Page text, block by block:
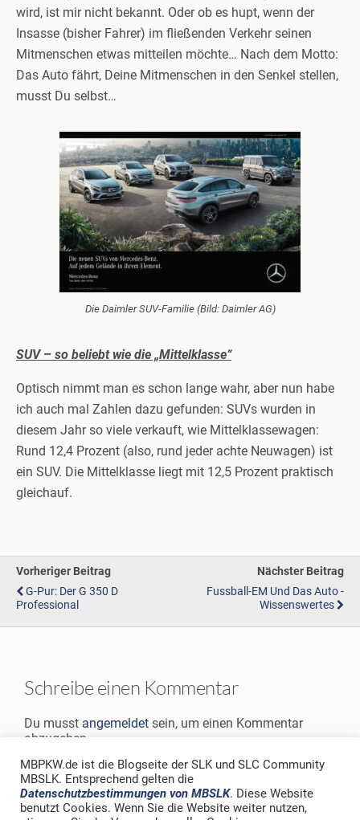
wird, ist mir nicht bekannt. Oder ob es hupt, wenn der
Insasse (bisher Fahrer) im fließenden Verkehr seinen
Mitmenschen etwas mitteilen möchte… Nach dem Motto:
Das Auto fährt, Deine Mitmenschen in den Senkel stellen,
musst Du selbst…
Die Daimler SUV-Familie (Bild: Daimler AG)
SUV – so beliebt wie die „Mittelklasse“
Optisch nimmt man es schon lange wahr, aber nun habe
ich auch mal Zahlen dazu gefunden: SUVs wurden in
diesem Jahr so viele verkauft, wie Mittelklassewagen:
Rund 12,4 Prozent (also, rund jeder achte Neuwagen) ist
ein SUV. Die Mittelklasse liegt mit 12,5 Prozent praktisch
gleichauf.
Vorheriger Beitrag
G-Pur: Der G 350 D
Professional
Nächster Beitrag
Fussball-EM Und Das Auto -
Wissenswertes
Schreibe einen Kommentar
Du musst angemeldet sein, um einen Kommentar
abzugeben.
MBPKW.de ist die Blogseite der SLK und SLC Community
MBSLK. Entsprechend gelten die
Datenschutzbestimmungen von MBSLK. Diese Website
benutzt Cookies. Wenn Sie die Website weiter nutzen,